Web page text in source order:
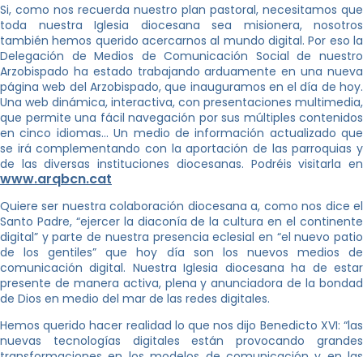
Si, como nos recuerda nuestro plan pastoral, necesitamos que
toda nuestra Iglesia diocesana sea misionera, nosotros
también hemos querido acercarnos al mundo digital. Por eso la
Delegación de Medios de Comunicación Social de nuestro
Arzobispado ha estado trabajando arduamente en una nueva
página web del Arzobispado, que inauguramos en el día de hoy.
Una web dinámica, interactiva, con presentaciones multimedia,
que permite una fácil navegación por sus múltiples contenidos
en cinco idiomas… Un medio de información actualizado que
se irá complementando con la aportación de las parroquias y
de las diversas instituciones diocesanas. Podréis visitarla en
www.arqbcn.cat
Quiere ser nuestra colaboración diocesana a, como nos dice el
Santo Padre, “ejercer la diaconía de la cultura en el continente
digital” y parte de nuestra presencia eclesial en “el nuevo patio
de los gentiles” que hoy día son los nuevos medios de
comunicación digital. Nuestra Iglesia diocesana ha de estar
presente de manera activa, plena y anunciadora de la bondad
de Dios en medio del mar de las redes digitales.
Hemos querido hacer realidad lo que nos dijo Benedicto XVI: “las
nuevas tecnologías digitales están provocando grandes